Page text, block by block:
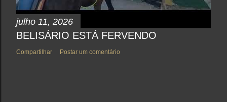
julho 11, 2026
BELISÁRIO ESTÁ FERVENDO
Compartilhar Postar um comentário